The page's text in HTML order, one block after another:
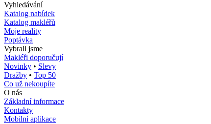
Vyhledávání
Katalog nabídek
Katalog makléřů
Moje reality
Poptávka
Vybrali jsme
Makléři doporučují
Novinky • Slevy
Dražby • Top 50
Co už nekoupíte
O nás
Základní informace
Kontakty
Mobilní aplikace